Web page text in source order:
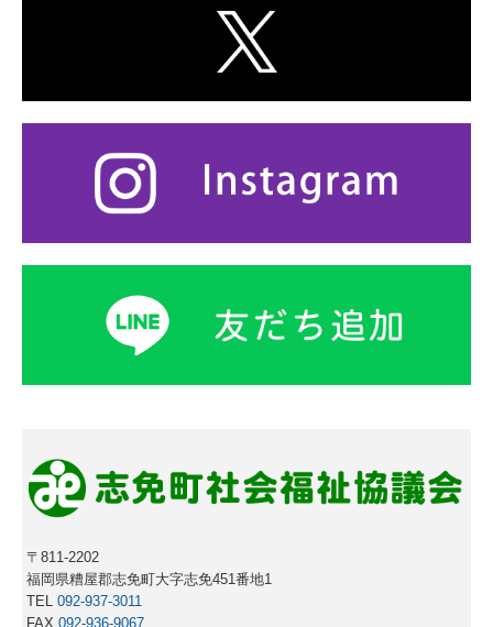
〒811-2202
福岡県糟屋郡志免町大字志免451番地1
TEL092-937-3011
FAX092-936-9067